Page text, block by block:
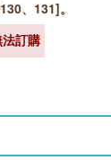
、131]。
訂購